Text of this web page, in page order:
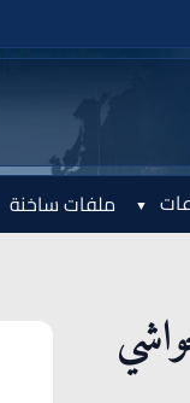
ملفات ساخنة